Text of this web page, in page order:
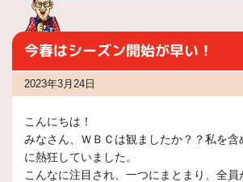
今春はシーズン開始が早い！
2023年3月24日
こんにちは！
みなさん、ＷＢＣは観ましたか？？私を含
に熱狂していました。
こんなに注目され、一つにまとまり、全